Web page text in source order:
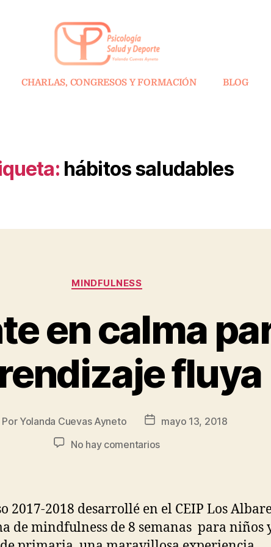
CHARLAS, CONGRESOS Y FORMACIÓN BLOG
hábitos saludables
MINDFULNESS
en calma
fluya
Por Yolanda Cuevas Ayneto
mayo 13, 2018
No hay comentarios
2017-2018 desarrollé en el CEIP Los
de mindfulness de 8 semanas para niños